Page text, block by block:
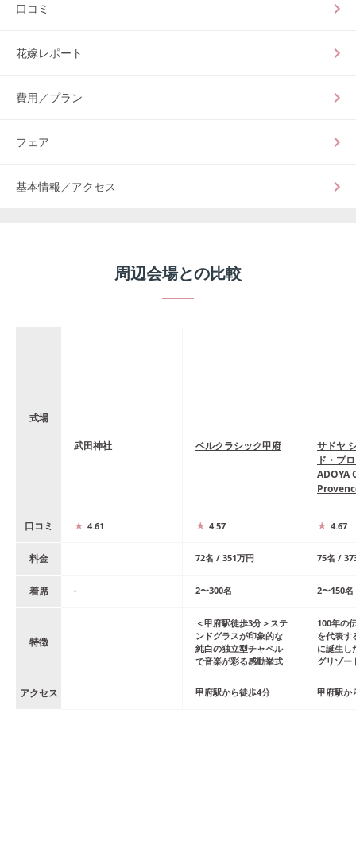
口コミ
花嫁レポート
費用／プラン
フェア
基本情報／アクセス
周辺会場との比較
式場
武田神社 ベルクラシック甲府
サドヤ
ド・プ
ADOYA
口コミ 4.61 4.57 4.67
料金 72名 / 351万円 75名 /
着席 - 2〜300名 2〜150名
特徴
＜甲府駅徒歩3分＞ステ
ンドグラスが印象的な
純白の独立型チャペル
で音楽が彩る感動挙式
100年の
を代表す
に誕生し
グリゾー
アクセス 甲府駅から徒歩4分 甲府駅か